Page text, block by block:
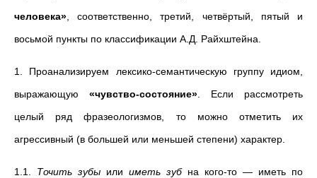
человека» , соответственно, третий, четвёртый, пятый и
восьмой пункты по классификации А.Д. Райхштейна.
1. Проанализируем лексико-семантическую группу идиом,
выражающую «чувство-состояние» . Если рассмотреть
целый ряд фразеологизмов, то можно отметить их
агрессивный (в большей или меньшей степени) характер.
1.1. Точить зубы или иметь зубна кого-то — иметь по